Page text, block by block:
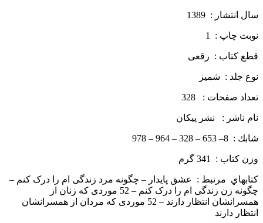
سال انتشار : 1389
نوبت چاپ : 1
قطع كتاب : رقعی
نوع جلد : شمیز
تعداد صفحات : 328
نام ناشر : نشر پيكان
شابك : 8– 653 – 328 – 964 – 978
وزن كتاب : 341 گرم
کتاب­هاي مرتبط : عشق پایدار – چگونه مرد زندگی­ ام را درک کنم –
چگونه زن زندگی­ ام را درک کنم – 52 موردی که زنان از
همسرانشان انتظار دارند – 52 موردی که مردان از همسرانشان
انتظار دارند